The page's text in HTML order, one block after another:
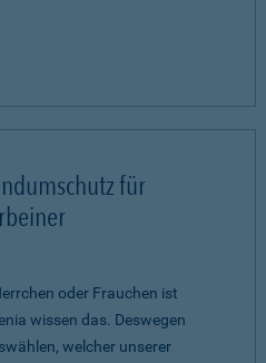
für
oder Frauchen ist
wissen das. Deswegen
welcher unserer